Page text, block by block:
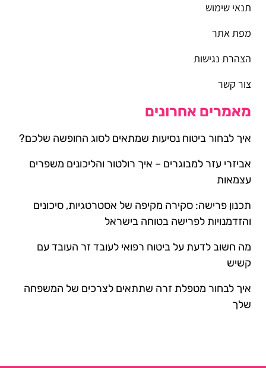
תנאי שימוש
מפת אתר
הצהרת נגישות
צור קשר
מאמרים אחרונים
איך לבחור ביטוח נסיעות שמתאים לסוג החופשה שלכם?
אביזרי עזר למבוגרים – איך רולטור והליכונים משפרים
עצמאות
תכנון פרישה: סקירה מקיפה של אסטרטגיות, סיכונים
והזדמנויות לפרישה בטוחה בישראל
מה חשוב לדעת על ביטוח רפואי לעובד זר העובד עם
קשיש
איך לבחור מטפלת זרה שתתאים לצרכים של המשפחה
שלך